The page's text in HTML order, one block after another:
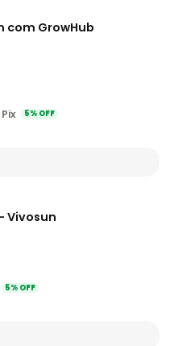
com GrowHub
5% OFF
Vivosun
5% OFF